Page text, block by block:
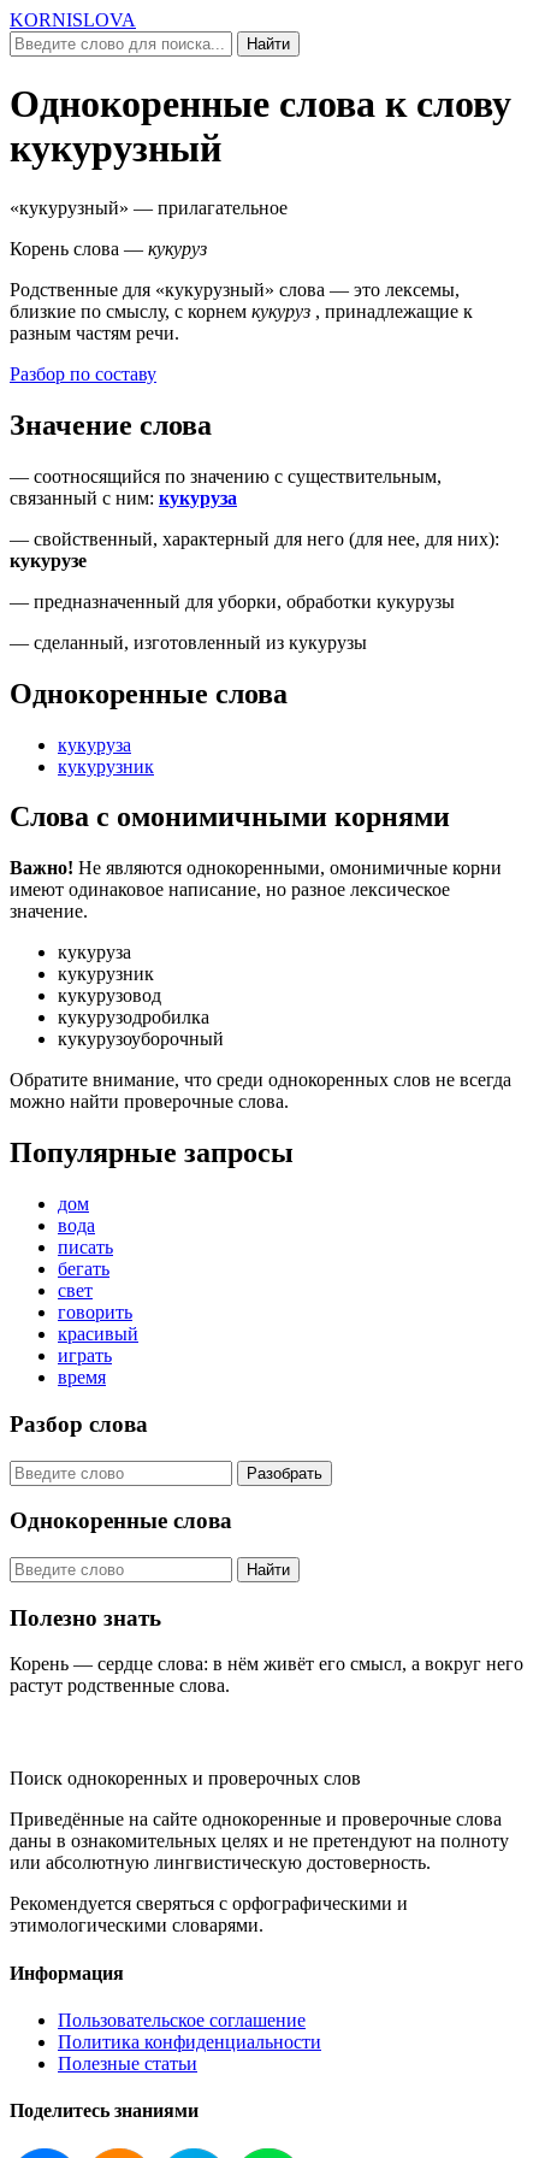
KORNISLOVA
Найти
Однокоренные слова к слову
кукурузный
«кукурузный» — прилагательное
Корень слова — кукуруз
Родственные для «кукурузный» слова — это лексемы,
близкие по смыслу, c корнем кукуруз , принадлежащие к
разным частям речи.
Разбор по составу
Значение слова
— соотносящийся по значению с существительным,
связанный с ним: кукуруза
— свойственный, характерный для него (для нее, для них):
кукурузе
— предназначенный для уборки, обработки кукурузы
— сделанный, изготовленный из кукурузы
Однокоренные слова
кукуруза
кукурузник
Слова с омонимичными корнями
Важно! Не являются однокоренными, омонимичные корни
имеют одинаковое написание, но разное лексическое
значение.
кукуруза
кукурузник
кукурузовод
кукурузодробилка
кукурузоуборочный
Обратите внимание, что среди однокоренных слов не всегда
можно найти проверочные слова.
Популярные запросы
дом
вода
писать
бегать
свет
говорить
красивый
играть
время
Разбор слова
Разобрать
Однокоренные слова
Найти
Полезно знать
Корень — сердце слова: в нём живёт его смысл, а вокруг него
растут родственные слова.
Поиск однокоренных и проверочных слов
Приведённые на сайте однокоренные и проверочные слова
даны в ознакомительных целях и не претендуют на полноту
или абсолютную лингвистическую достоверность.
Рекомендуется сверяться с орфографическими и
этимологическими словарями.
Информация
Пользовательское соглашение
Политика конфиденциальности
Полезные статьи
Поделитесь знаниями